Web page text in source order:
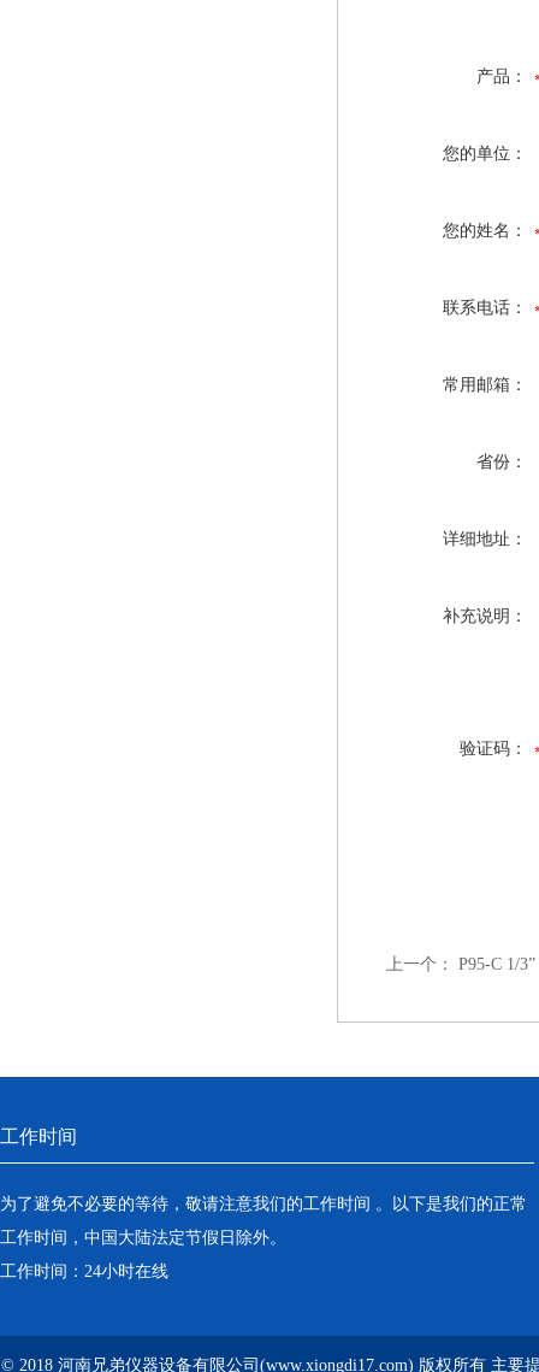
产品：
您的单位：
您的姓名：
联系电话：
常用邮箱：
省份：
详细地址：
补充说明：
验证码：
上一个： P95-C 1/
工作时间
为了避免不必要的等待，敬请注意我们的工作时间 。以下是我们的正常
工作时间，中国大陆法定节假日除外。
工作时间：24小时在线
© 2018 河南兄弟仪器设备有限公司(www.xiongdi17.com) 版权所有 主要